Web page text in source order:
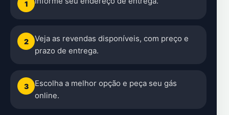
1
2
Veja as revendas disponíveis, com preço e
prazo de entrega.
3
Escolha a melhor opção e peça seu gás
online.